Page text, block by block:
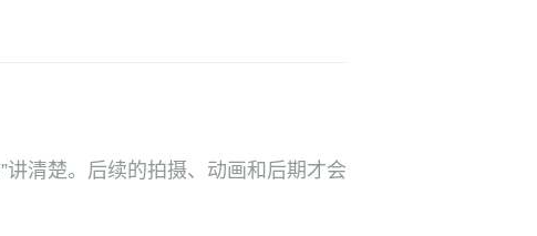
清楚。后续的拍摄、动画和后期才会